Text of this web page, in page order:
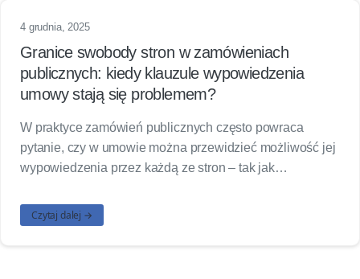
4 grudnia, 2025
Granice swobody stron w zamówieniach
publicznych: kiedy klauzule wypowiedzenia
umowy stają się problemem?
W praktyce zamówień publicznych często powraca
pytanie, czy w umowie można przewidzieć możliwość jej
wypowiedzenia przez każdą ze stron – tak jak…
Czytaj dalej →